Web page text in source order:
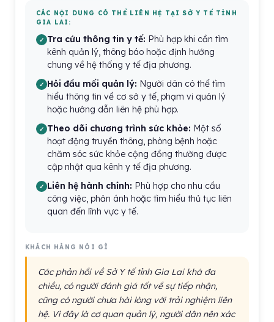
CÁC NỘI DUNG CÓ THỂ LIÊN HỆ TẠI SỞ Y TẾ TỈNH
GIA LAI:
Tra cứu thông tin y tế: Phù hợp khi cần tìm
kênh quản lý, thông báo hoặc định hướng
chung về hệ thống y tế địa phương.
Hỏi đầu mối quản lý: Người dân có thể tìm
hiểu thông tin về cơ sở y tế, phạm vi quản lý
hoặc hướng dẫn liên hệ phù hợp.
Theo dõi chương trình sức khỏe: Một số
hoạt động truyền thông, phòng bệnh hoặc
chăm sóc sức khỏe cộng đồng thường được
cập nhật qua kênh y tế địa phương.
Liên hệ hành chính: Phù hợp cho nhu cầu
công việc, phản ánh hoặc tìm hiểu thủ tục liên
quan đến lĩnh vực y tế.
KHÁCH HÀNG NÓI GÌ
Các phản hồi về Sở Y tế tỉnh Gia Lai khá đa
chiều, có người đánh giá tốt về sự tiếp nhận,
cũng có người chưa hài lòng với trải nghiệm liên
hệ. Vì đây là cơ quan quản lý, người dân nên xác